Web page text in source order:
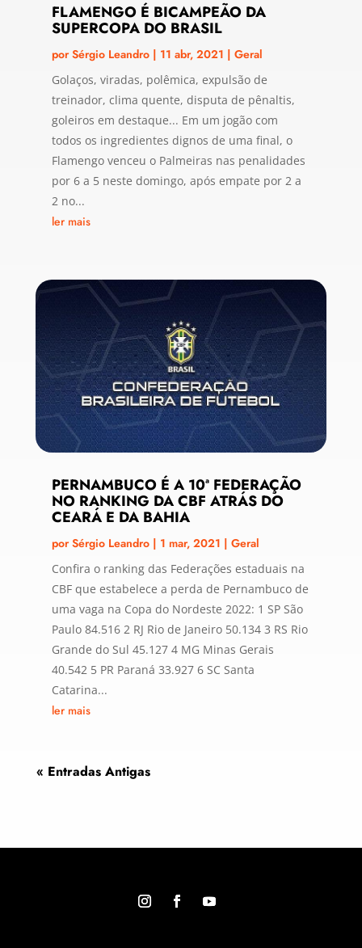
FLAMENGO É BICAMPEÃO DA
SUPERCOPA DO BRASIL
porSérgio Leandro| 11 abr, 2021 | Geral
Golaços, viradas, polêmica, expulsão de
treinador, clima quente, disputa de pênaltis,
goleiros em destaque... Em um jogão com
todos os ingredientes dignos de uma final, o
Flamengo venceu o Palmeiras nas penalidades
por 6 a 5 neste domingo, após empate por 2 a
2 no...
ler mais
PERNAMBUCO É A 10ª FEDERAÇÃO
NO RANKING DA CBF ATRÁS DO
CEARÁ E DA BAHIA
porSérgio Leandro| 1 mar, 2021 | Geral
Confira o ranking das Federações estaduais na
CBF que estabelece a perda de Pernambuco de
uma vaga na Copa do Nordeste 2022: 1 SP São
Paulo 84.516 2 RJ Rio de Janeiro 50.134 3 RS Rio
Grande do Sul 45.127 4 MG Minas Gerais
40.542 5 PR Paraná 33.927 6 SC Santa
Catarina...
ler mais
« Entradas Antigas